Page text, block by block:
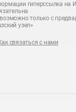
гиперссылка на
только с
узел»
связаться с нами